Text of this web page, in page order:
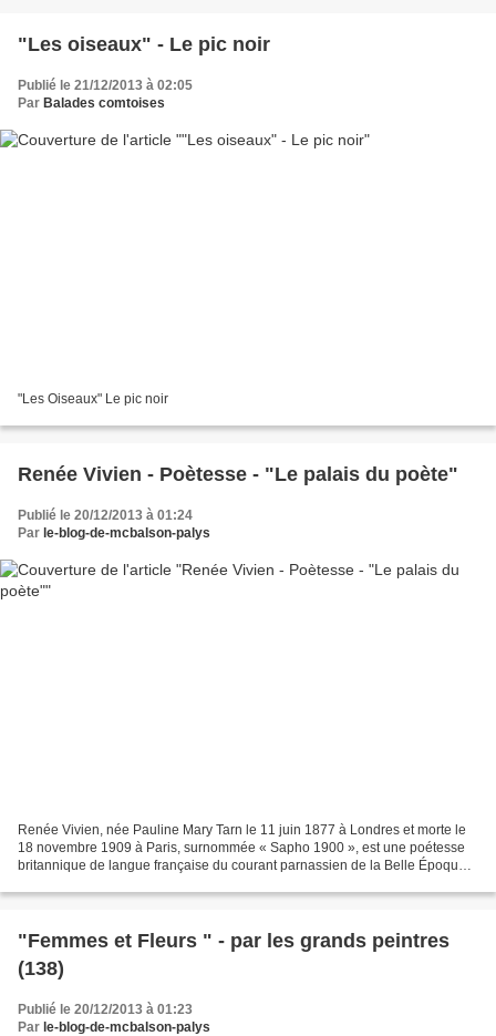
"Les oiseaux" - Le pic noir
Publié le 21/12/2013 à 02:05
Par Balades comtoises
"Les Oiseaux" Le pic noir
Renée Vivien - Poètesse - "Le palais du poète"
Publié le 20/12/2013 à 01:24
Par le-blog-de-mcbalson-palys
Renée Vivien, née Pauline Mary Tarn le 11 juin 1877 à Londres et morte le
18 novembre 1909 à Paris, surnommée « Sapho 1900 », est une poétesse
britannique de langue française du courant parnassien de la Belle Époque.
"Femmes et Fleurs " - par les grands peintres
(138)
Publié le 20/12/2013 à 01:23
Par le-blog-de-mcbalson-palys